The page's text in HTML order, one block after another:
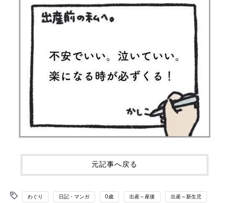
元記事へ戻る
わぐり 日記・マンガ 0歳 出産～産後 出産～新生児